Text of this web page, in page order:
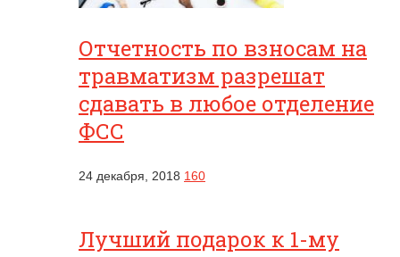
Отчетность по взносам на
травматизм разрешат
сдавать в любое отделение
ФСС
24 декабря, 2018 160
Лучший подарок к 1-му